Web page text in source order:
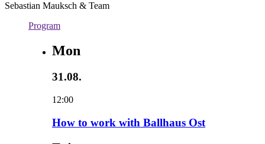
Sebastian Mauksch & Team
Program
Mon
31.08.
12:00
How to work with Ballhaus Ost